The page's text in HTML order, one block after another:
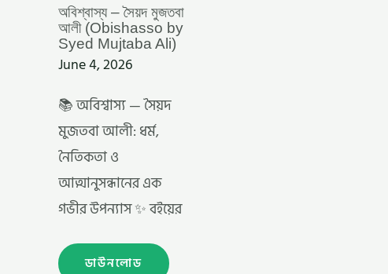
অবিশ্বাস্য – সৈয়দ মুজতবা
আলী (Obishasso by
Syed Mujtaba Ali)
June 4, 2026
📚 অবিশ্বাস্য — সৈয়দ
মুজতবা আলী: ধর্ম,
নৈতিকতা ও
আত্মানুসন্ধানের এক
গভীর উপন্যাস ✨ বইয়ের
ডাউনলোড